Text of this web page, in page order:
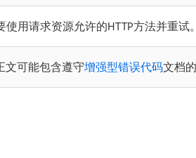
使用请求资源允许的HTTP方法并重
文可能包含遵守增强型错误代码文档